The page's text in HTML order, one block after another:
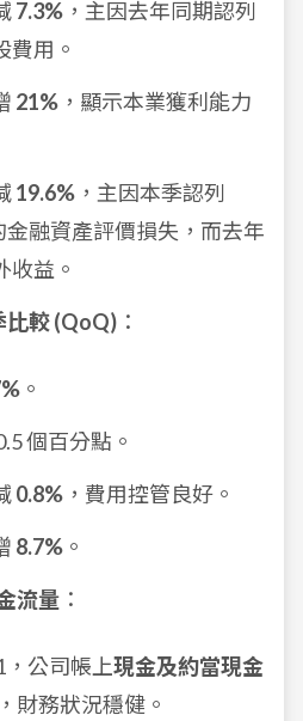
7.3% ，主因去年同期認列
費用。
21% ，顯示本業獲利能力
19.6% ，主因本季認列
金融資產評價損失，而去年
收益。
比較 (QoQ) ：
。
個百分點。
0.8% ，費用控管良好。
8.7% 。
流量 ：
公司帳上現金及約當現金
，財務狀況穩健。